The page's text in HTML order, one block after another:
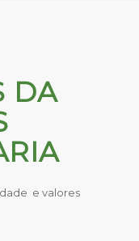
DA
e valores